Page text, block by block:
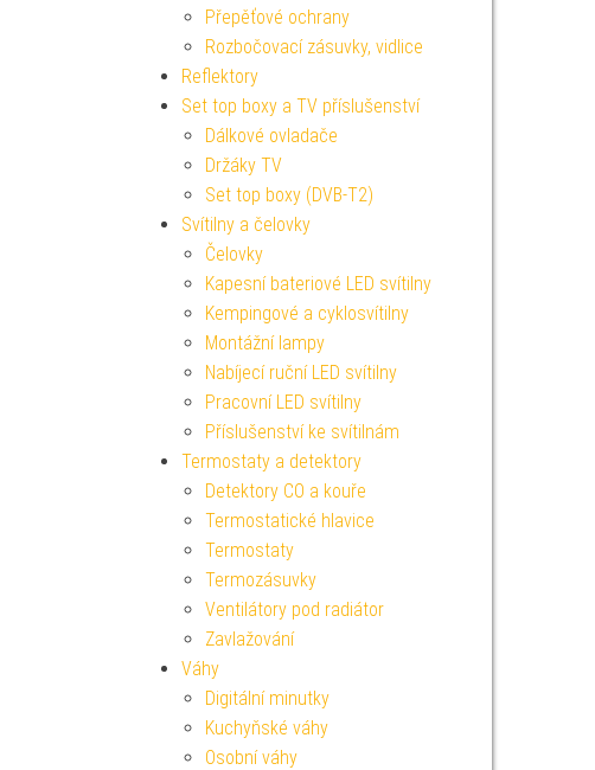
Přepěťové ochrany
Rozbočovací zásuvky, vidlice
Reflektory
Set top boxy a TV příslušenství
Dálkové ovladače
Držáky TV
Set top boxy (DVB-T2)
Svítilny a čelovky
Čelovky
Kapesní bateriové LED svítilny
Kempingové a cyklosvítilny
Montážní lampy
Nabíjecí ruční LED svítilny
Pracovní LED svítilny
Příslušenství ke svítilnám
Termostaty a detektory
Detektory CO a kouře
Termostatické hlavice
Termostaty
Termozásuvky
Ventilátory pod radiátor
Zavlažování
Váhy
Digitální minutky
Kuchyňské váhy
Osobní váhy